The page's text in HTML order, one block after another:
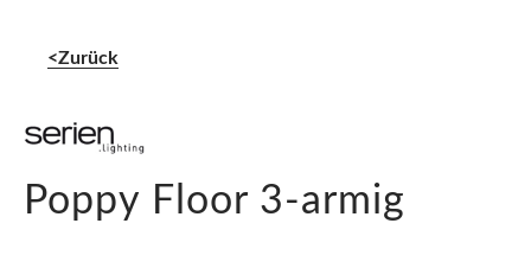
Zurück
Poppy Floor 3-armig